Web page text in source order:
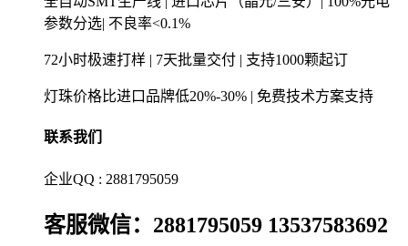
参数分选| 不良率<0.1%
72小时极速打样 | 7天批量交付 | 支持1000颗起订
灯珠价格比进口品牌低20%-30% | 免费技术方案支持
联系我们
企业QQ : 2881795059
客服微信：2881795059 13537583692